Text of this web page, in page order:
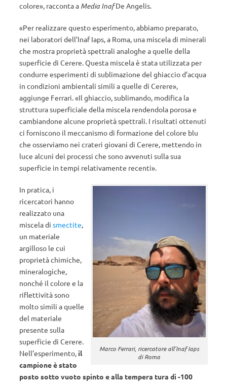
colore», racconta a Media InafDe Angelis.
«Per realizzare questo esperimento, abbiamo preparato,
nei laboratori dell’Inaf Iaps, a Roma, una miscela di minerali
che mostra proprietà spettrali analoghe a quelle della
superficie di Cerere. Questa miscela è stata utilizzata per
condurre esperimenti di sublimazione del ghiaccio d’acqua
in condizioni ambientali simili a quelle di Cerere»,
aggiunge Ferrari. «Il ghiaccio, sublimando, modifica la
struttura superficiale della miscela rendendola porosa e
cambiandone alcune proprietà spettrali. I risultati ottenuti
ci forniscono il meccanismo di formazione del colore blu
che osserviamo nei crateri giovani di Cerere, mettendo in
luce alcuni dei processi che sono avvenuti sulla sua
superficie in tempi relativamente recenti».
Marco Ferrari, ricercatore all’Inaf Iaps
di Roma
In pratica, i
ricercatori hanno
realizzato una
miscela di smectite,
un materiale
argilloso le cui
proprietà chimiche,
mineralogiche,
nonché il colore e la
riflettività sono
molto simili a quelle
del materiale
presente sulla
superficie di Cerere.
Nell’esperimento, il
campione è stato
posto sotto vuoto spinto e alla tempera tura di -100